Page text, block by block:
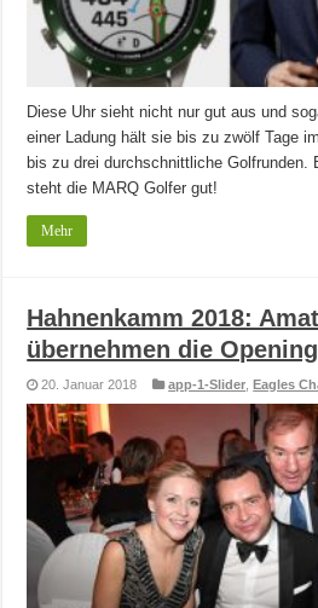
Diese Uhr sieht nicht nur gut aus und
einer Ladung hält sie bis zu zwölf Tage
bis zu drei durchschnittliche Golfrunden.
steht die MARQ Golfer gut!
Mehr
Hahnenkamm 2018:
übernehmen die
20. Januar 2018 app-1-Slider ,Eagles